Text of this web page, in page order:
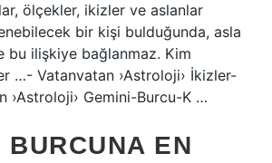
ölçekler, ikizler ve aslanlar
bir kişi bulduğunda, asla
bu ilişkiye bağlanmaz. Kim
…- Vatanvatan ›Astroloji› İkizler-
›Astroloji› Gemini-Burcu-K …
EN